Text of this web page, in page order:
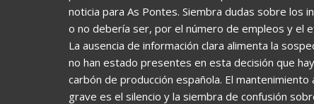
noticia para As Pontes. Siembra dudas sobre los
o no debería ser, por el número de empleos y el
La ausencia de información clara alimenta la
no han estado presentes en esta decisión que
carbón de producción española. El
grave es el silencio y la siembra de confusión